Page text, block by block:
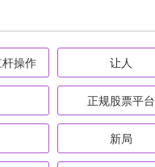
操作 让人
正规股票平台
新局